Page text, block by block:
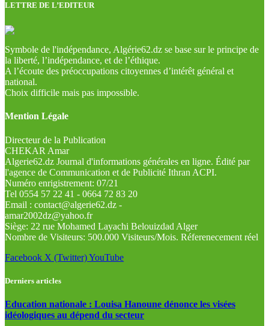
LETTRE DE L’EDITEUR
Symbole de l'indépendance, Algérie62.dz se base sur le principe de
la liberté, l’indépendance, et de l’éthique.
A l’écoute des préoccupations citoyennes d’intérêt général et
national.
Choix difficile mais pas impossible.
Mention Légale
Directeur de la Publication
CHEKAR Amar
Algerie62.dz Journal d'informations générales en ligne. Édité par
l'agence de Communication et de Publicité Ithran ACPI.
Numéro enrigistrement: 07/21
Tel 0554 57 22 41 - 0664 72 83 20
Email : contact@algerie62.dz -
amar2002dz@yahoo.fr
Siège: 22 rue Mohamed Layachi Belouizdad Alger
Nombre de Visiteurs: 500.000 Visiteurs/Mois. Réferenecement réel
Facebook X (Twitter)YouTube
Derniers articles
Education nationale : Louisa Hanoune dénonce les visées
idéologiques au dépend du secteur